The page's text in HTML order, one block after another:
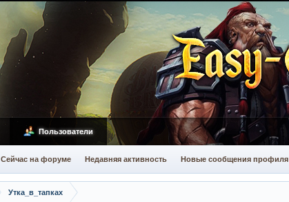
Утка_в_тапках
Пользователи
Сейчас на форуме Недавняя активность Новые сообщения профиля